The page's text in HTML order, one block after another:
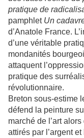
pratique de
pamphlet Un
d’Anatole France.
d’une véritable
mondanités
attaquent
pratique des
révolutionnaire.
Breton sous-estime
défend la peinture
marché de l’art
attirés par l’argent